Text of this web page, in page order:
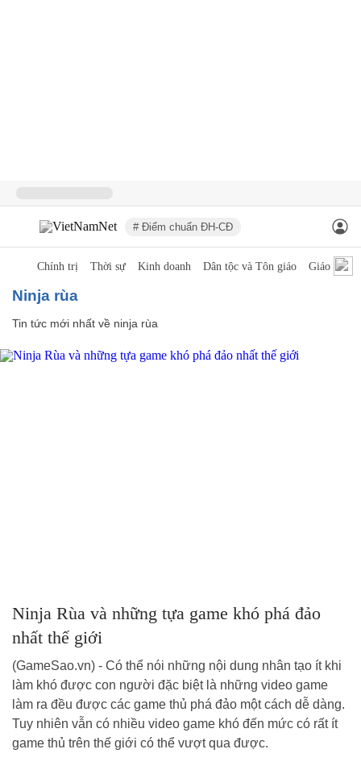
# Điểm chuẩn ĐH-CĐ
Chính trị Thời sự Kinh doanh Dân tộc và Tôn giáo Giáo dục
ninja rùa
Tin tức mới nhất về ninja rùa
Ninja Rùa và những tựa game khó phá đảo
nhất thế giới
(GameSao.vn) - Có thể nói những nội dung nhân tạo ít khi
làm khó được con người đặc biệt là những video game
làm ra đều được các game thủ phá đảo một cách dễ dàng.
Tuy nhiên vẫn có nhiều video game khó đến mức có rất ít
game thủ trên thế giới có thể vượt qua được.